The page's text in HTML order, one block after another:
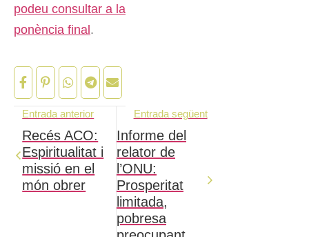
podeu consultar a la
ponència final .
Entrada anterior
Recés ACO:
Espiritualitat i
missió en el
món obrer
Entrada següent
Informe del
relator de
l’ONU:
Prosperitat
limitada,
pobresa